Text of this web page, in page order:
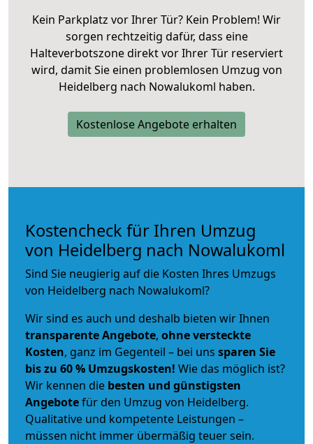
Kein Parkplatz vor Ihrer Tür? Kein Problem! Wir
sorgen rechtzeitig dafür, dass eine
Halteverbotszone direkt vor Ihrer Tür reserviert
wird, damit Sie einen problemlosen Umzug von
Heidelberg nach Nowalukoml haben.
Kostenlose Angebote erhalten
Kostencheck für Ihren Umzug
von Heidelberg nach Nowalukoml
Sind Sie neugierig auf die Kosten Ihres Umzugs
von Heidelberg nach Nowalukoml?
Wir sind es auch und deshalb bieten wir Ihnen
transparente Angebote, ohne versteckte
Kosten, ganz im Gegenteil – bei uns sparen Sie
bis zu 60 % Umzugskosten! Wie das möglich ist?
Wir kennen die besten und günstigsten
Angebotefür den Umzug von Heidelberg.
Qualitative und kompetente Leistungen –
müssen nicht immer übermäßig teuer sein.